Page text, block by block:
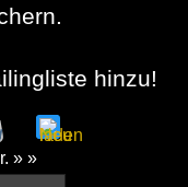
hinzu!
» »